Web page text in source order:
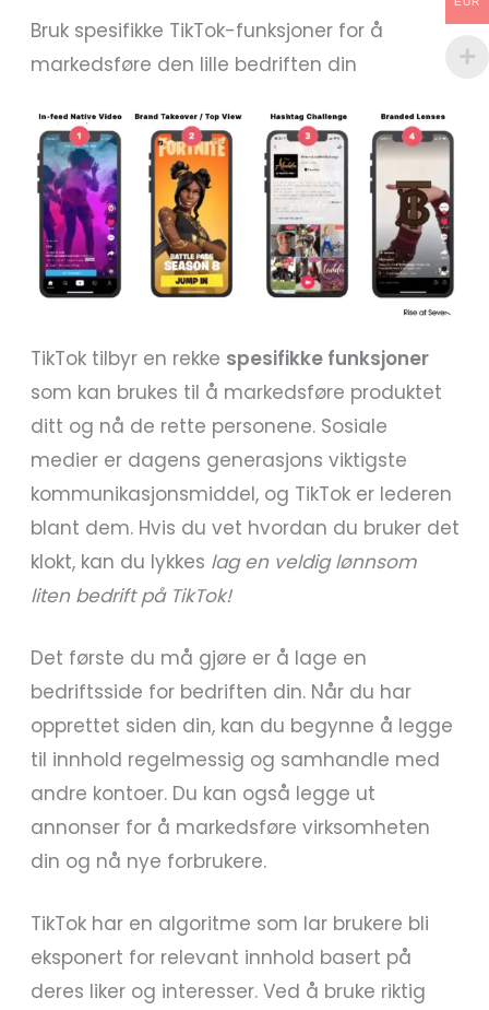
Bruk spesifikke TikTok-funksjoner for å
markedsføre den lille bedriften din
TikTok tilbyr en rekke spesifikke funksjoner
som kan brukes til å markedsføre produktet
ditt og nå de rette personene. Sosiale
medier er dagens generasjons viktigste
kommunikasjonsmiddel, og TikTok er lederen
blant dem. Hvis du vet hvordan du bruker det
klokt, kan du lykkes lag en veldig lønnsom
liten bedrift på TikTok!
Det første du må gjøre er å lage en
bedriftsside for bedriften din. Når du har
opprettet siden din, kan du begynne å legge
til innhold regelmessig og samhandle med
andre kontoer. Du kan også legge ut
annonser for å markedsføre virksomheten
din og nå nye forbrukere.
TikTok har en algoritme som lar brukere bli
eksponert for relevant innhold basert på
deres liker og interesser. Ved å bruke riktig